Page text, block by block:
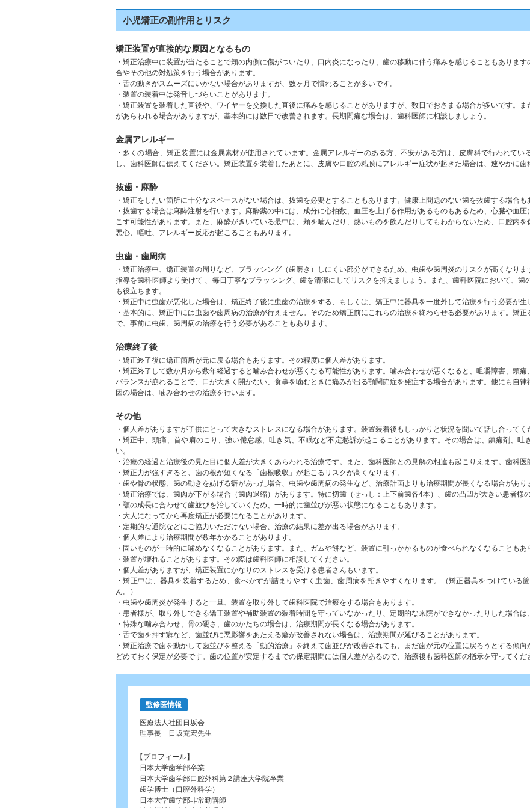
小児矯正の副作用とリスク
矯正装置が直接的な原因となるもの
・矯正治療中に装置が当たることで頬の内側に傷がついたり、口内炎になったり、歯の移動に伴う痛みを感じることもありま
合やその他の対処策を行う場合があります。
・舌の動きがスムーズにいかない場合がありますが、数ヶ月で慣れることが多いです。
・装置の装着中は発音しづらいことがあります。
・矯正装置を装着した直後や、ワイヤーを交換した直後に痛みを感じることがありますが、数日でおさまる場合が多いです。
金属アレルギー
・多くの場合、矯正装置には金属素材が使用されています。金属アレルギーのある方、不安がある方は、皮膚科で行われて
抜歯・麻酔
・矯正をしたい箇所に十分なスペースがない場合は、抜歯を必要とすることもあります。健康上問題のない歯を抜歯する場合も
・抜歯する場合は麻酔注射を行います。麻酔薬の中には、成分に心拍数、血圧を上げる作用があるものもあるため、心臓や血
こす可能性があります。また、麻酔がきいている最中は、頬を噛んだり、熱いものを飲んだりしてもわからないため、口腔内
虫歯・歯周病
・矯正治療中、矯正装置の周りなど、ブラッシング（歯磨き）しにくい部分ができるため、虫歯や歯周炎のリスクが高くなり
指導を歯科医師より受けて 、毎日丁寧なブラッシング、歯を清潔にしてリスクを抑えましょう。また、歯科医院において、歯
も役立ちます。
・矯正中に虫歯が悪化した場合は、矯正終了後に虫歯の治療をする、もしくは、矯正中に器具を一度外して治療を行う必要が生
・基本的に、矯正中には虫歯や歯周病の治療が行えません。そのため矯正前にこれらの治療を終わらせる必要があります。矯
治療終了後
・矯正終了後に矯正箇所が元に戻る場合もあります。その程度に個人差があります。
・矯正終了して数か月から数年経過すると噛み合わせが悪くなる可能性があります。噛み合わせが悪くなると、咀嚼障害、頭
バランスが崩れることで、口が大きく開かない、食事を噛むときに痛みが出る顎関節症を発症する場合があります。他にも自
その他
・個人差がありますが子供にとって大きなストレスになる場合があります。装置装着後もしっかりと状況を聞いて話し合ってく
・矯正中、頭痛、首や肩のこり、強い倦怠感、吐き気、不眠など不定愁訴が起こることがあります。その場合は、鎮痛剤、
い。
・治療の経過と治療後の見た目に個人差が大きくあらわれる治療です。また、歯科医師との見解の相違も起こりえます。歯科医
・矯正力が強すぎると、歯の根が短くなる「歯根吸収」が起こるリスクが高くなります。
・歯や骨の状態、歯の動きを妨げる癖があった場合、虫歯や歯周病の発生など、治療計画よりも治療期間が長くなる場合があり
・矯正治療では、歯肉が下がる場合（歯肉退縮）があります。特に切歯（せっし：上下前歯各4本）、歯の凸凹が大きい患者様
・顎の成長に合わせて歯並びを治していくため、一時的に歯並びが悪い状態になることもあります。
・大人になってから再度矯正が必要になることがあります。
・定期的な通院などにご協力いただけない場合、治療の結果に差が出る場合があります。
・個人差により治療期間が数年かかることがあります。
・固いものが一時的に噛めなくなることがあります。また、ガムや餅など、装置に引っかかるものが食べられなくなることもあ
・装置が壊れることがあります。その際は歯科医師に相談してください。
・個人差がありますが、矯正装置にかなりのストレスを受ける患者さんもいます。
・矯正中は、器具を装着するため、食べかすが詰まりやすく虫歯、歯周病を招きやすくなります。（矯正器具をつけている
ん。）
・虫歯や歯周炎が発生すると一旦、装置を取り外して歯科医院で治療をする場合もあります。
・患者様が、取り外しできる矯正装置や補助装置の装着時間を守っていなかったり、定期的な来院ができなかったりした場合は
・特殊な噛み合わせ、骨の硬さ、歯のかたちの場合は、治療期間が長くなる場合があります。
・舌で歯を押す癖など、歯並びに悪影響をあたえる癖が改善されない場合は、治療期間が延びることがあります。
・矯正治療で歯を動かして歯並びを整える「動的治療」を終えて歯並びが改善されても、まだ歯が元の位置に戻ろうとする傾
監修医情報
医療法人社団日坂会
理事長 日坂充宏先生
【プロフィール】
日本大学歯学部卒業
日本大学歯学部口腔外科第２講座大学院卒業
歯学博士（口腔外科学）
日本大学歯学部非常勤講師